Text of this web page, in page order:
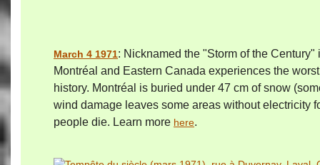
March 4 1971: Nicknamed the "Storm of the Century"
Montréal and Eastern Canada experiences the
history. Montréal is buried under 47 cm of snow
wind damage leaves some areas without electricity
people die. Learn more here.